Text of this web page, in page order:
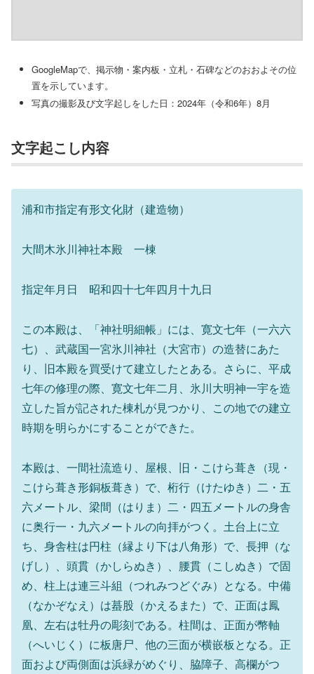
GoogleMapで、掲示物・案内板・立札・石碑などのおおよその位
置を示しています。
写真の撮影及び文字起しをした日：2024年（令和6年）8月
文字起こし内容
浦和市指定有形文化財（建造物）
大間木氷川神社本殿 一棟
指定年月日 昭和四十七年四月十九日
この本殿は、「神社明細帳」には、寛文七年（一六六
七）、武蔵国一宮氷川神社（大宮市）の造替にあた
り、旧本殿を買受けて建立したとある。さらに、平成
七年の修理の際、寛文七年二月、氷川大明神一宇を造
立した旨が記された棟札が見つかり、この地での建立
時期を明らかにすることができた。
本殿は、一間社流造り、屋根、旧・こけら葺き（現・
こけら葺き形銅板葺き）で、桁行（けたゆき）二・五
六メートル、梁間（はりま）二・四五メートルの身舎
に奥行一・九六メートルの向拝がつく。土台上に立
ち、身舎柱は円柱（縁より下は八角形）で、長押（な
げし）、頭貫（かしらぬき）、腰貫（こしぬき）で固
め、柱上は連三斗組（つれみつどぐみ）となる。中備
（なかぞなえ）は蟇股（かえるまた）で、正面は鳳
凰、左右は牡丹の彫刻である。柱間は、正面が幣軸
（へいじく）に板唐尸、他の三面が横嵌板となる。正
面および両側面は浜緑がめぐり、脇障子、高欄がつ